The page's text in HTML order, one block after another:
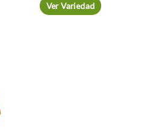
Ver Variedad